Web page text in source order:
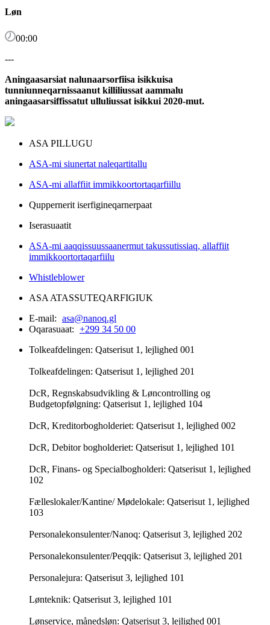
Løn
00:00
---
Aningaasarsiat nalunaarsorfiisa isikkuisa
tunniunneqarnissaanut killiliussat aammalu
aningaasarsiffissatut ulluliussat isikkui 2020-mut.
ASA PILLUGU
ASA-mi siunertat naleqartitallu
ASA-mi allaffiit immikkoortortaqarfiillu
Quppernerit iserfigineqarnerpaat
Iserasuaatit
ASA-mi aaqqissuussaanermut takussutissiaq, allaffiit
immikkoortortaqarfiilu
Whistleblower
ASA ATASSUTEQARFIGIUK
E-mail: asa@nanoq.gl
Oqarasuaat: +299 34 50 00
Tolkeafdelingen: Qatserisut 1, lejlighed 001
Tolkeafdelingen: Qatserisut 1, lejlighed 201
DcR, Regnskabsudvikling & Løncontrolling og
Budgetopfølgning: Qatserisut 1, lejlighed 104
DcR, Kreditorbogholderiet: Qatserisut 1, lejlighed 002
DcR, Debitor bogholderiet: Qatserisut 1, lejlighed 101
DcR, Finans- og Specialbogholderi: Qatserisut 1, lejlighed
102
Fælleslokaler/Kantine/ Mødelokale: Qatserisut 1, lejlighed
103
Personalekonsulenter/Nanoq: Qatserisut 3, lejlighed 202
Personalekonsulenter/Peqqik: Qatserisut 3, lejlighed 201
Personalejura: Qatserisut 3, lejlighed 101
Lønteknik: Qatserisut 3, lejlighed 101
Lønservice, månedsløn: Qatserisut 3, lejlighed 001